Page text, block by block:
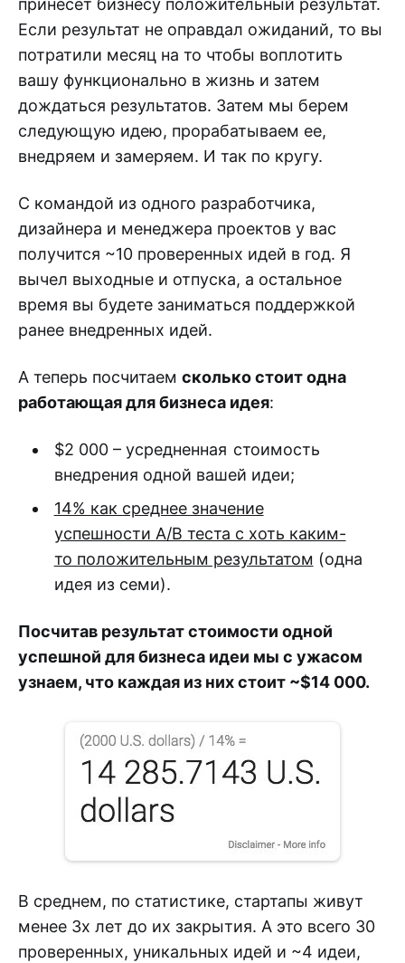
принесет бизнесу положительный результат.
Если результат не оправдал ожиданий, то вы
потратили месяц на то чтобы воплотить
вашу функционально в жизнь и затем
дождаться результатов. Затем мы берем
следующую идею, прорабатываем ее,
внедряем и замеряем. И так по кругу.
С командой из одного разработчика,
дизайнера и менеджера проектов у вас
получится ~10 проверенных идей в год. Я
вычел выходные и отпуска, а остальное
время вы будете заниматься поддержкой
ранее внедренных идей.
А теперь посчитаем сколько стоит одна
работающая для бизнеса идея:
$2 000 – усредненная стоимость
внедрения одной вашей идеи;
14% как среднее значение
успешности A/B теста с хоть каким-
то положительным результатом (одна
идея из семи).
Посчитав результат стоимости одной
успешной для бизнеса идеи мы с ужасом
узнаем, что каждая из них стоит ~$14 000.
В среднем, по статистике, стартапы живут
менее 3х лет до их закрытия. А это всего 30
проверенных, уникальных идей и ~4 идеи,